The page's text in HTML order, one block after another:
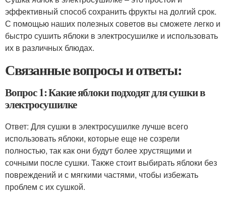
эффективный способ сохранить фрукты на долгий срок.
С помощью наших полезных советов вы сможете легко и
быстро сушить яблоки в электросушилке и использовать
их в различных блюдах.
Связанные вопросы и ответы:
Вопрос 1: Какие яблоки подходят для сушки в
электросушилке
Ответ: Для сушки в электросушилке лучше всего
использовать яблоки, которые еще не созрели
полностью, так как они будут более хрустящими и
сочными после сушки. Также стоит выбирать яблоки без
повреждений и с мягкими частями, чтобы избежать
проблем с их сушкой.